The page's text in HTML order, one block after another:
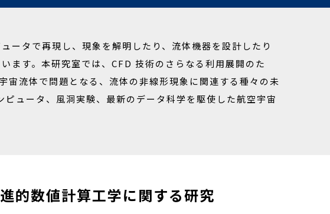
ータで再現し、現象を解明したり、流体機器を設計したり
ます。本研究室では、CFD 技術のさらなる利用展開のた
宙流体で問題となる、流体の非線形現象に関連する種々の未
ュータ、風洞実験、最新のデータ科学を駆使した航空宇宙
的数値計算工学に関する研究